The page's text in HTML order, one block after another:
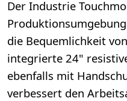
Der Industrie
die Bequemlichkeit
integrierte 24"
ebenfalls mit
verbessert den